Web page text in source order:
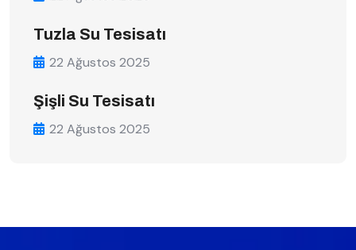
Tuzla Su Tesisatı
22 Ağustos 2025
Şişli Su Tesisatı
22 Ağustos 2025